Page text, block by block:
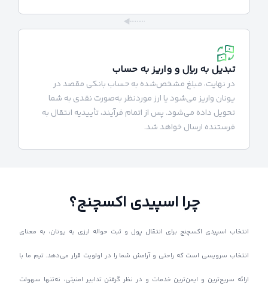
تبدیل به ریال و واریز به حساب
در نهایت، مبلغ مشخص‌شده به حساب بانکی مقصد در
یونان واریز می‌شود یا ارز موردنظر به‌صورت نقدی به شما
تحویل داده می‌شود. پس از اتمام فرآیند، تأییدیه انتقال به
فرستنده ارسال خواهد شد.
چرا اسپیدی اکسچنج؟
انتخاب اسپیدی اکسچنج برای انتقال پول و ثبت حواله ارزی به یونان، به معنای
انتخاب سرویسی است که راحتی و آرامش شما را در اولویت قرار می‌دهد. تیم ما با
ارائه سریع‌ترین و ایمن‌ترین خدمات و در نظر گرفتن تدابیر امنیتی، نه‌تنها سهولت